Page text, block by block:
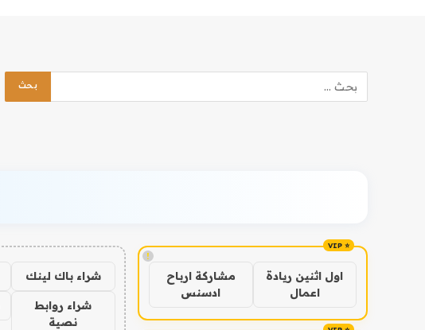
!
اول اثنين ريادة
اعمال
مشاركة ارباح
ادسنس
شراء باك لينك
شراء روابط
نصية